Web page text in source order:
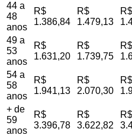
44 a
48
anos
R$
1.386,84
R$
1.479,13
R$
49 a
53
anos
R$
1.631,20
R$
1.739,75
R$
54 a
58
anos
R$
1.941,13
R$
2.070,30
R$
+ de
59
anos
R$
3.396,78
R$
3.622,82
R$